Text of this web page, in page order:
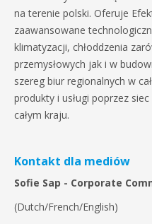
na terenie polski. Oferuje
zaawansowane
klimatyzacji, chłoddzenia
przemysłowych jak i w
szereg biur regionalnych w
produkty i usługi poprzez
całym kraju.
Kontakt dla mediów
Sofie Sap - Corporate
(Dutch/French/English)